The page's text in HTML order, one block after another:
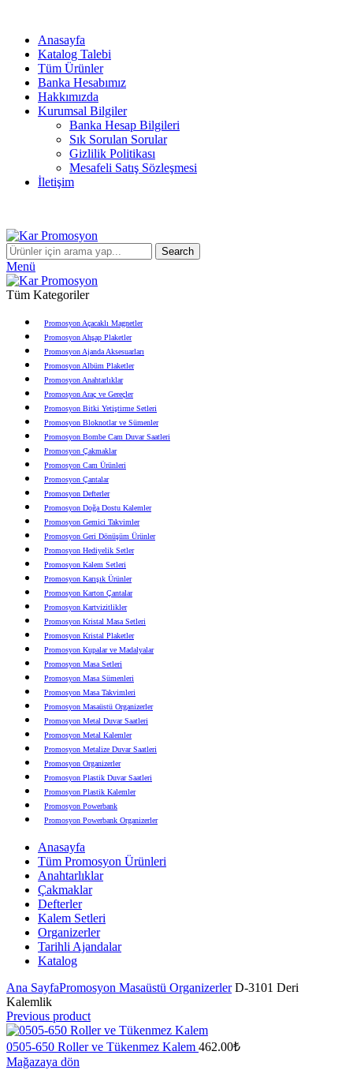
Anasayfa
Katalog Talebi
Tüm Ürünler
Banka Hesabımız
Hakkımızda
Kurumsal Bilgiler
Banka Hesap Bilgileri
Sık Sorulan Sorular
Gizlilik Politikası
Mesafeli Satış Sözleşmesi
İletişim
Search
Menü
Tüm Kategoriler
Promosyon Açacaklı Magnetler
Promosyon Ahşap Plaketler
Promosyon Ajanda Aksesuarları
Promosyon Albüm Plaketler
Promosyon Anahtarlıklar
Promosyon Araç ve Gereçler
Promosyon Bitki Yetiştirme Setleri
Promosyon Bloknotlar ve Sümenler
Promosyon Bombe Cam Duvar Saatleri
Promosyon Çakmaklar
Promosyon Cam Ürünleri
Promosyon Çantalar
Promosyon Defterler
Promosyon Doğa Dostu Kalemler
Promosyon Gemici Takvimler
Promosyon Geri Dönüşüm Ürünler
Promosyon Hediyelik Setler
Promosyon Kalem Setleri
Promosyon Karışık Ürünler
Promosyon Karton Çantalar
Promosyon Kartvizitlikler
Promosyon Kristal Masa Setleri
Promosyon Kristal Plaketler
Promosyon Kupalar ve Madalyalar
Promosyon Masa Setleri
Promosyon Masa Sümenleri
Promosyon Masa Takvimleri
Promosyon Masaüstü Organizerler
Promosyon Metal Duvar Saatleri
Promosyon Metal Kalemler
Promosyon Metalize Duvar Saatleri
Promosyon Organizerler
Promosyon Plastik Duvar Saatleri
Promosyon Plastik Kalemler
Promosyon Powerbank
Promosyon Powerbank Organizerler
Promosyon Şapka
Promosyon Sekreter Bloknotlar
Promosyon Seramik ve Porselen Ürünler
Promosyon Speakerlar
Promosyon Tarihli Ajandalar
Promosyon Teknoloji Ürünleri
Promosyon Telefon Standları
Promosyon Termoslar
Promosyon Tişörtler
Anasayfa
Tüm Promosyon Ürünleri
Anahtarlıklar
Çakmaklar
Defterler
Kalem Setleri
Organizerler
Tarihli Ajandalar
Katalog
Ana SayfaPromosyon Masaüstü OrganizerlerD-3101 Deri
Kalemlik
Previous product
0505-650 Roller ve Tükenmez Kalem 462.00₺
Mağazaya dön